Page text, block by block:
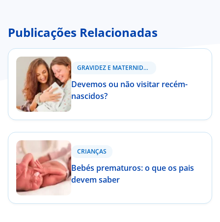
Publicações Relacionadas
GRAVIDEZ E MATERNIDADE
Devemos ou não visitar recém-
nascidos?
CRIANÇAS
Bebés prematuros: o que os pais
devem saber